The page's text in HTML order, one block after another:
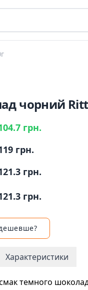
чорний
грн.
грн.
грн.
грн.
Характеристики
темного